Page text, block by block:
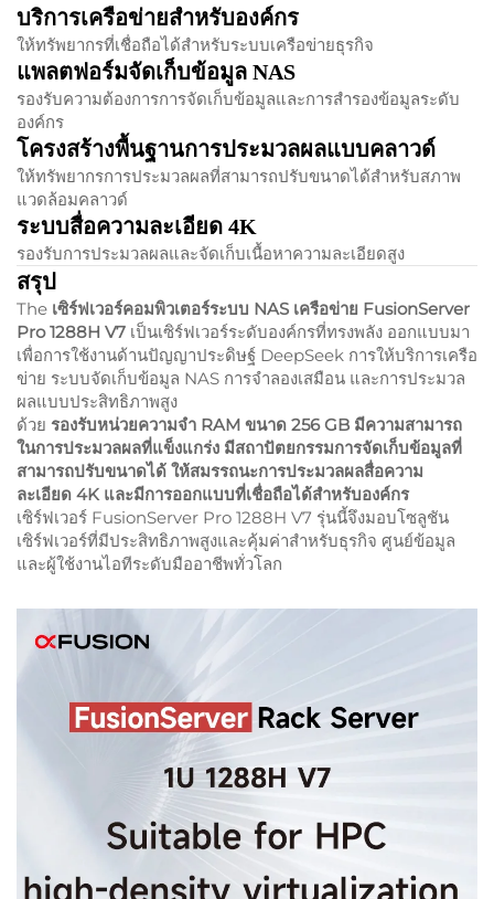
บริการเครือข่ายสำหรับองค์กร
ให้ทรัพยากรที่เชื่อถือได้สำหรับระบบเครือข่ายธุรกิจ
แพลตฟอร์มจัดเก็บข้อมูล NAS
รองรับความต้องการการจัดเก็บข้อมูลและการสำรองข้อมูลระดับ
องค์กร
โครงสร้างพื้นฐานการประมวลผลแบบคลาวด์
ให้ทรัพยากรการประมวลผลที่สามารถปรับขนาดได้สำหรับสภาพ
แวดล้อมคลาวด์
ระบบสื่อความละเอียด 4K
รองรับการประมวลผลและจัดเก็บเนื้อหาความละเอียดสูง
สรุป
The เซิร์ฟเวอร์คอมพิวเตอร์ระบบ NAS เครือข่าย FusionServer
Pro 1288H V7 เป็นเซิร์ฟเวอร์ระดับองค์กรที่ทรงพลัง ออกแบบมา
เพื่อการใช้งานด้านปัญญาประดิษฐ์ DeepSeek การให้บริการเครือ
ข่าย ระบบจัดเก็บข้อมูล NAS การจำลองเสมือน และการประมวล
ผลแบบประสิทธิภาพสูง
ด้วย รองรับหน่วยความจำ RAM ขนาด 256 GB มีความสามารถ
ในการประมวลผลที่แข็งแกร่ง มีสถาปัตยกรรมการจัดเก็บข้อมูลที่
สามารถปรับขนาดได้ ให้สมรรถนะการประมวลผลสื่อความ
ละเอียด 4K และมีการออกแบบที่เชื่อถือได้สำหรับองค์กร
เซิร์ฟเวอร์ FusionServer Pro 1288H V7 รุ่นนี้จึงมอบโซลูชัน
เซิร์ฟเวอร์ที่มีประสิทธิภาพสูงและคุ้มค่าสำหรับธุรกิจ ศูนย์ข้อมูล
และผู้ใช้งานไอทีระดับมืออาชีพทั่วโลก